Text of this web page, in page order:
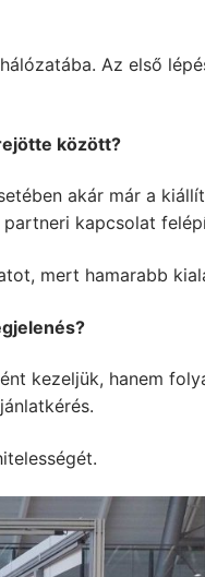
Az első
között?
akár már a
kapcsolat
mert hamarabb
kezeljük, hanem